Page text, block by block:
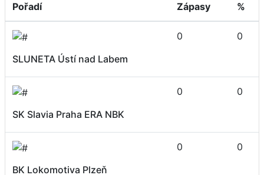
Pořadí Zápasy %
SLUNETA Ústí nad Labem
0 0
SK Slavia Praha ERA NBK
0 0
BK Lokomotiva Plzeň
0 0